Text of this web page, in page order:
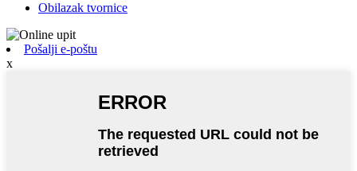
Obilazak tvornice
Pošalji e-poštu
x